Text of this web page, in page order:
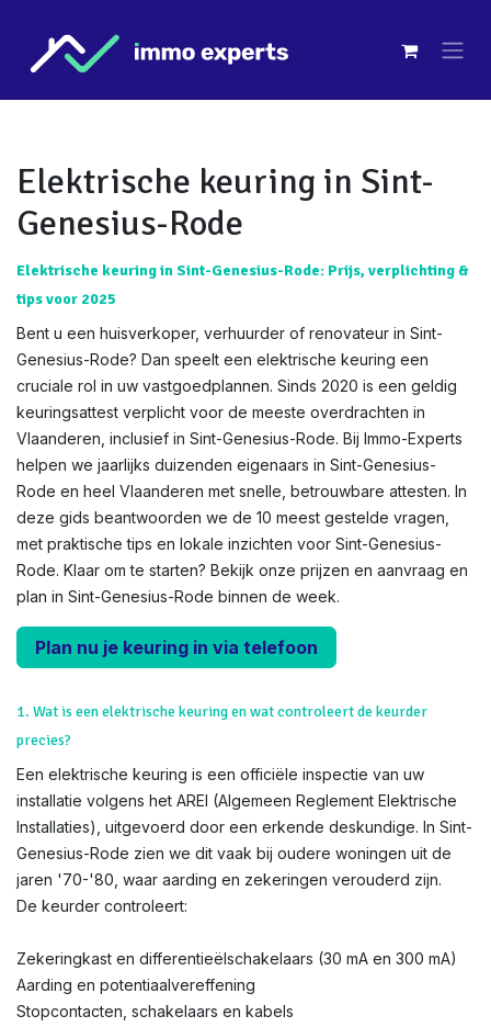
Elektrische keuring in Sint-
Genesius-Rode
Elektrische keuring in Sint-Genesius-Rode: Prijs, verplichting &
tips voor 2025
Bent u een huisverkoper, verhuurder of renovateur in Sint-
Genesius-Rode? Dan speelt een elektrische keuring een
cruciale rol in uw vastgoedplannen. Sinds 2020 is een geldig
keuringsattest verplicht voor de meeste overdrachten in
Vlaanderen, inclusief in Sint-Genesius-Rode. Bij Immo-Experts
helpen we jaarlijks duizenden eigenaars in Sint-Genesius-
Rode en heel Vlaanderen met snelle, betrouwbare attesten. In
deze gids beantwoorden we de 10 meest gestelde vragen,
met praktische tips en lokale inzichten voor Sint-Genesius-
Rode. Klaar om te starten? Bekijk onze prijzen en aanvraag en
plan in Sint-Genesius-Rode binnen de week.
Plan nu je keuring in via telefoon
1. Wat is een elektrische keuring en wat controleert de keurder
precies?
Een elektrische keuring is een officiële inspectie van uw
installatie volgens het AREI (Algemeen Reglement Elektrische
Installaties), uitgevoerd door een erkende deskundige. In Sint-
Genesius-Rode zien we dit vaak bij oudere woningen uit de
jaren '70-'80, waar aarding en zekeringen verouderd zijn.
De keurder controleert:
Zekeringkast en differentieëlschakelaars (30 mA en 300 mA)
Aarding en potentiaalvereffening
Stopcontacten, schakelaars en kabels